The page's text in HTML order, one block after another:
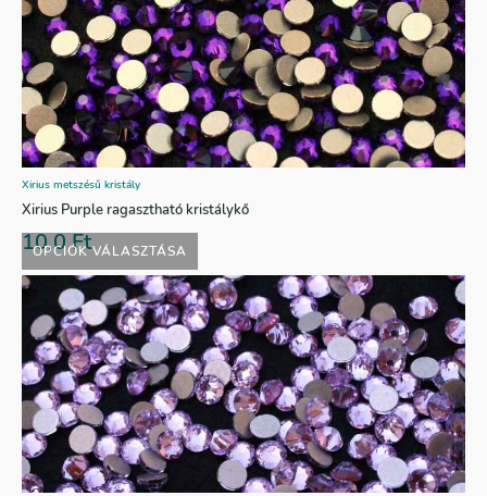
OPCIÓK VÁLASZTÁSA
Xirius metszésű kristály
Xirius Purple ragasztható kristálykő
10,0Ft